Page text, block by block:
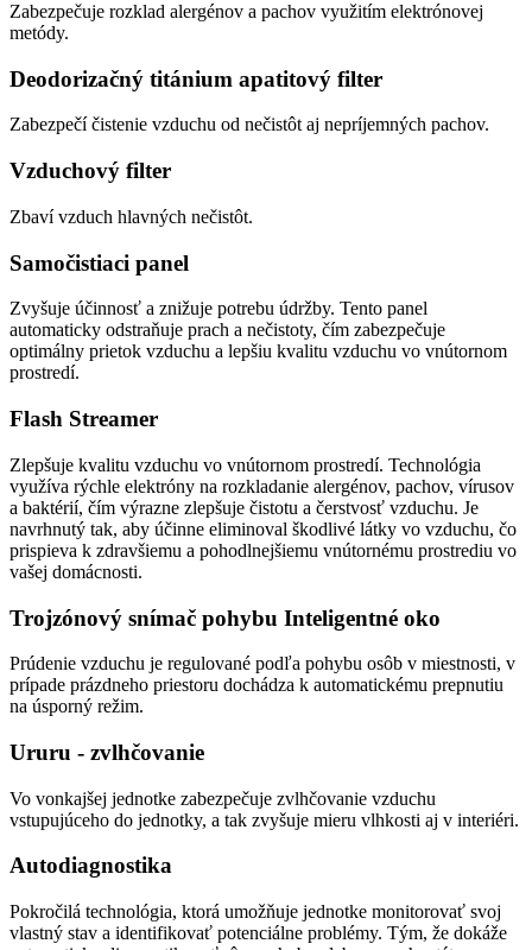
Zabezpečuje rozklad alergénov a pachov využitím elektrónovej
metódy.
Deodorizačný titánium apatitový filter
Zabezpečí čistenie vzduchu od nečistôt aj nepríjemných pachov.
Vzduchový filter
Zbaví vzduch hlavných nečistôt.
Samočistiaci panel
Zvyšuje účinnosť a znižuje potrebu údržby. Tento panel
automaticky odstraňuje prach a nečistoty, čím zabezpečuje
optimálny prietok vzduchu a lepšiu kvalitu vzduchu vo vnútornom
prostredí.
Flash Streamer
Zlepšuje kvalitu vzduchu vo vnútornom prostredí. Technológia
využíva rýchle elektróny na rozkladanie alergénov, pachov, vírusov
a baktérií, čím výrazne zlepšuje čistotu a čerstvosť vzduchu. Je
navrhnutý tak, aby účinne eliminoval škodlivé látky vo vzduchu, čo
prispieva k zdravšiemu a pohodlnejšiemu vnútornému prostrediu vo
vašej domácnosti.
Trojzónový snímač pohybu Inteligentné oko
Prúdenie vzduchu je regulované podľa pohybu osôb v miestnosti, v
prípade prázdneho priestoru dochádza k automatickému prepnutiu
na úsporný režim.
Ururu - zvlhčovanie
Vo vonkajšej jednotke zabezpečuje zvlhčovanie vzduchu
vstupujúceho do jednotky, a tak zvyšuje mieru vlhkosti aj v interiéri.
Autodiagnostika
Pokročilá technológia, ktorá umožňuje jednotke monitorovať svoj
vlastný stav a identifikovať potenciálne problémy. Tým, že dokáže